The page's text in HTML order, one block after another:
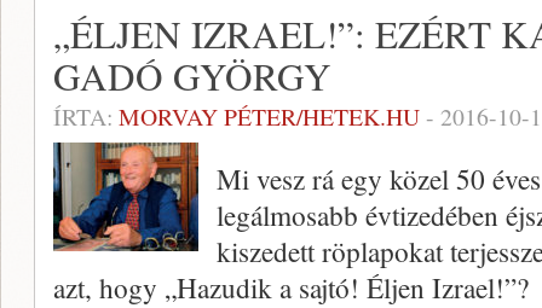
„ÉLJEN IZRAEL!”: EZÉRT
GADÓ GYÖRGY
ÍRTA: MORVAY PÉTER/HETEK.HU- 2016-10-
Mi vesz rá egy közel 50
legálmosabb évtizedében
kiszedett röplapokat
azt, hogy „Hazudik a sajtó! Éljen Izrael!”?